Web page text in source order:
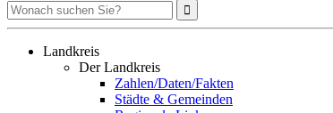
Landkreis
Der Landkreis
Zahlen/Daten/Fakten
Städte & Gemeinden